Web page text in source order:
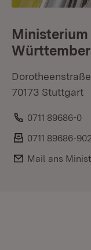
70173 Stuttgart
Telefon:
0711 89686-0
Fax:
0711 89686-
E-Mail:
Mail ans